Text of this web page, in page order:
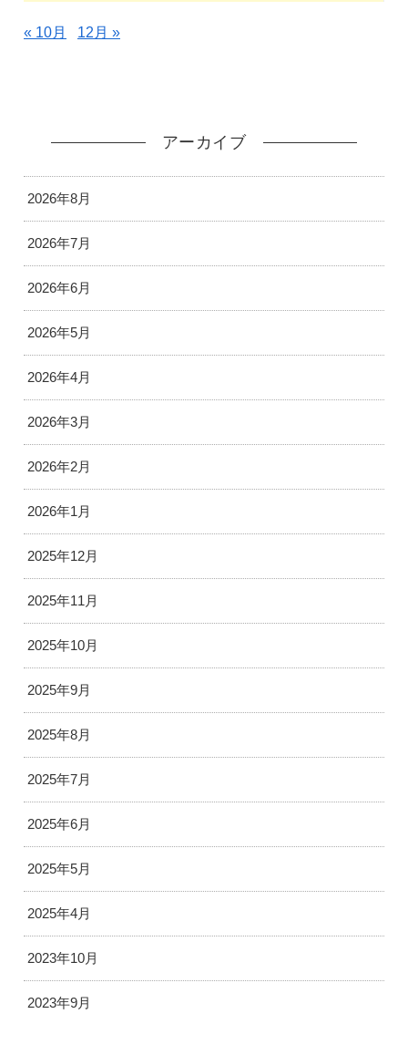
« 10月 12月 »
アーカイブ
2026年8月
2026年7月
2026年6月
2026年5月
2026年4月
2026年3月
2026年2月
2026年1月
2025年12月
2025年11月
2025年10月
2025年9月
2025年8月
2025年7月
2025年6月
2025年5月
2025年4月
2023年10月
2023年9月